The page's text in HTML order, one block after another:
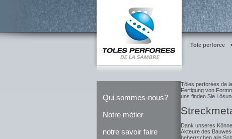
Tole perforee
Qui sommes-nous?
Notre métier
notre savoir faire
Tôles perforées de
Fertigung von
uns finden Sie
Dank unseres
Akteure des
beherrschen alle